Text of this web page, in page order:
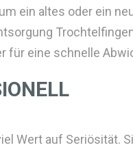
ein altes oder ein
für eine schnelle
Wert auf Seriösität.